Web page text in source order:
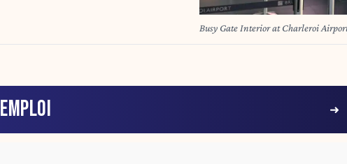
Busy Gate Interior at Charleroi
EMPLOI